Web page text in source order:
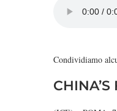
Condividiamo